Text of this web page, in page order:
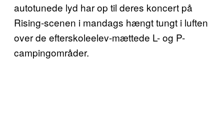
autotunede lyd har op til deres koncert på
Rising-scenen i mandags hængt tungt i luften
over de efterskoleelev-mættede L- og P-
campingområder.